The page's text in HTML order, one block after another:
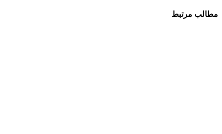
مطالب مرتبط